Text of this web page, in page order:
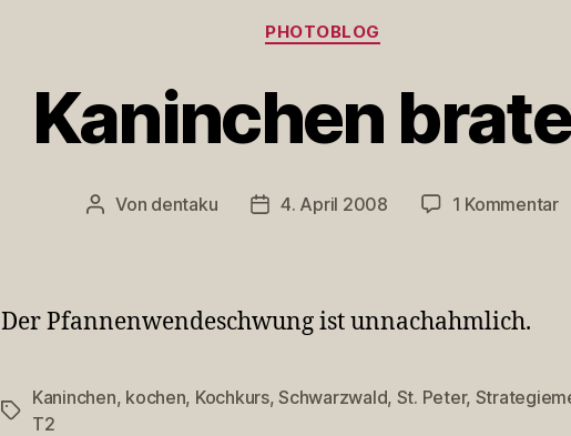
Kategorien
PHOTOBLOG
Kaninchen
Beitragsautor
Von dentaku Veröffentlichungsdatum
4. April 2008 1 Kommentarzu
Der Pfannenwendeschwung ist unnachahmlich.
Schlagwörter
Kaninchen, kochen, Kochkurs,Schwarzwald, St. Peter,
T2